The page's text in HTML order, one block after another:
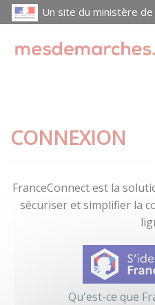
Un site du ministère de
CONNEXION
FranceConnect est la
sécuriser et simplifier la
Qu'est-ce que